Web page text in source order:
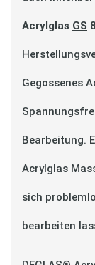
Acrylglas GS
Gegossenes
Bearbeitung.
Acrylglas
sich
bearbeiten